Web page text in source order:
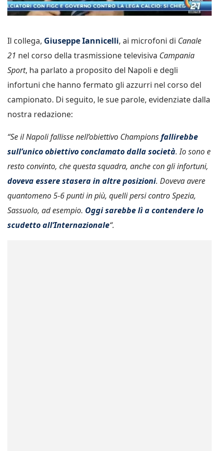
Il collega, Giuseppe Iannicelli, ai microfoni di Canale
21 nel corso della trasmissione televisiva Campania
Sport, ha parlato a proposito del Napoli e degli
infortuni che hanno fermato gli azzurri nel corso del
campionato. Di seguito, le sue parole, evidenziate dalla
nostra redazione:
“Se il Napoli fallisse nell’obiettivo Championsfallirebbe
sull’unico obiettivo conclamato dalla società. Io sono e
resto convinto, che questa squadra, anche con gli infortuni,
doveva essere stasera in altre posizioni. Doveva avere
quantomeno 5-6 punti in più, quelli persi contro Spezia,
Sassuolo, ad esempio. Oggi sarebbe lì a contendere lo
scudetto all’Internazionale“.